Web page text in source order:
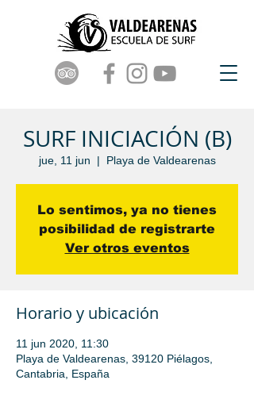
SURF INICIACIÓN (B)
jue, 11 jun
  |
Playa de Valdearenas
Lo sentimos, ya no tienes
posibilidad de registrarte
Ver otros eventos
Horario y ubicación
11 jun 2020, 11:30
Playa de Valdearenas, 39120 Piélagos,
Cantabria, España